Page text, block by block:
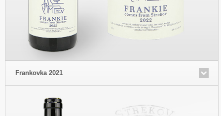
Frankovka 2021